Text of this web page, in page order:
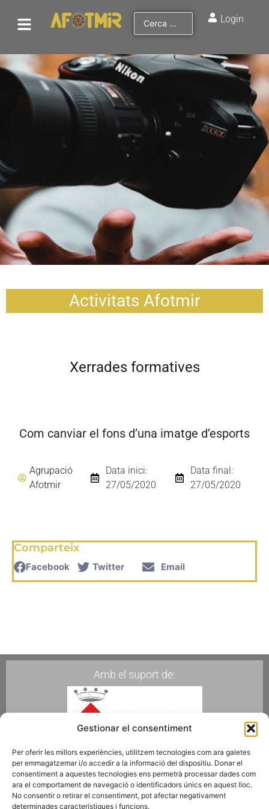
Gestionar el consentiment
Per oferir les millors experiències, utilitzem tecnologies com ara galetes
per emmagatzemar i/o accedir a la informació del dispositiu. Donar el
consentiment a aquestes tecnologies ens permetrà processar dades com
ara el comportament de navegació o identificadors únics en aquest lloc.
No consentir o retirar el consentiment, pot afectar negativament
determinades característiques i funcions.
Login
Activitats Afotmir
Xerrades formatives
Com canviar el fons d’una imatge d’esports
Agrupació
Afotmir
Data inici:
27/05/2020
Data final:
27/05/2020
Comparteix
Facebook Twitter Email
Amb el suport de:
Membres de: